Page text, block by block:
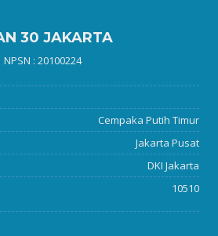
30 JAKARTA
NPSN : 20100224
Cempaka Putih Timur
Jakarta Pusat
DKI Jakarta
10510